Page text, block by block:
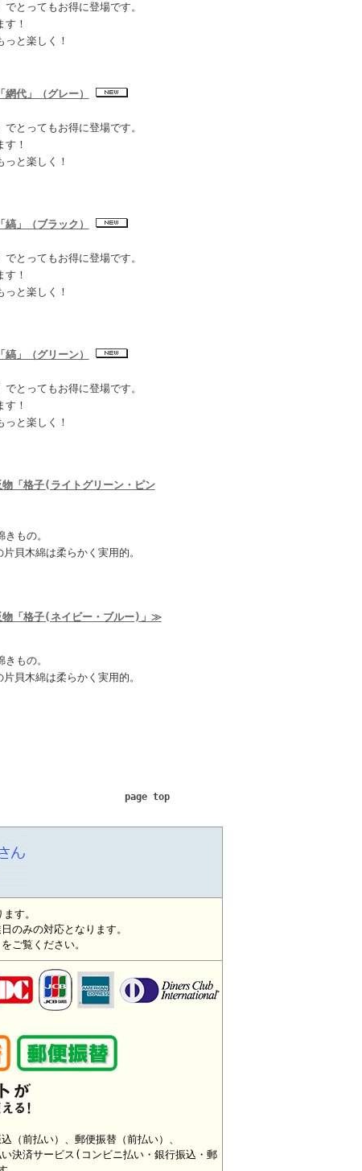
とってもお得に登場です。
！
と楽しく！
代」（グレー）
とってもお得に登場です。
！
と楽しく！
」（ブラック）
とってもお得に登場です。
！
と楽しく！
」（グリーン）
とってもお得に登場です。
！
と楽しく！
「格子(ライトグリーン・ピン
もの。
貝木綿は柔らかく実用的。
「格子(ネイビー・ブルー)」≫
もの。
貝木綿は柔らかく実用的。
page top
す。
のみの対応となります。
ご覧ください。
（前払い）、郵便振替（前払い）、
決済サービス(コンビニ払い・銀行振込・郵